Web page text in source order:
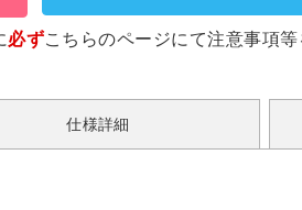
必ずこちらのページにて注意事項等
仕様詳細